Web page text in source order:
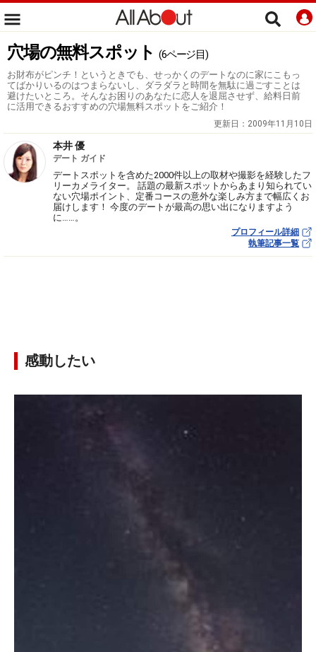
穴場の無料スポット (6ページ目)
お財布がピンチ！というときでも、せっかくのデートなのに家にこもっ
てばかりいるのはつまらないし、ダラダラと時間を無駄に過ごすことは
避けたいところ。そんなお困りのあなたに恋人を退屈させず、給料日前
に活用できるおすすめの穴場無料スポットをご紹介！
更新日： 2009年11月10日
本井 優
デート ガイド
デートスポットを含めた2000件以上の取材や撮影を経験したフ
リーカメライター。 話題の最新スポットからあまり知られてい
ない穴場ポイント、定番コースの意外な楽しみ方まで幅広くお
届けします！ 今度のデートが最高の思い出になりますよう
に……。
プロフィール詳細
執筆記事一覧
感動したい